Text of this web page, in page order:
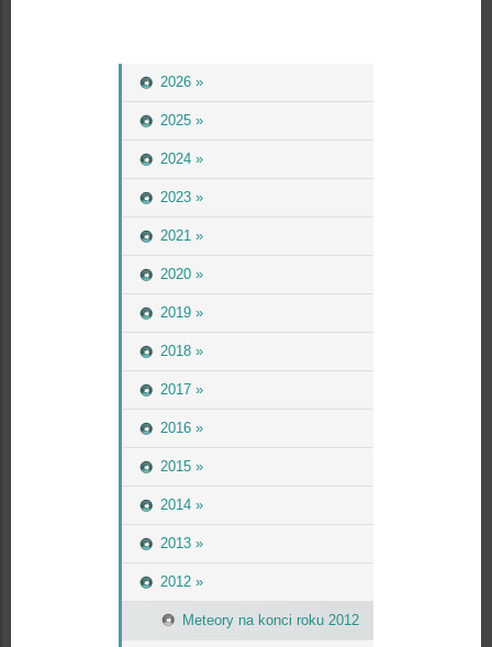
2026 »
2025 »
2024 »
2023 »
2021 »
2020 »
2019 »
2018 »
2017 »
2016 »
2015 »
2014 »
2013 »
2012 »
Meteory na konci roku 2012